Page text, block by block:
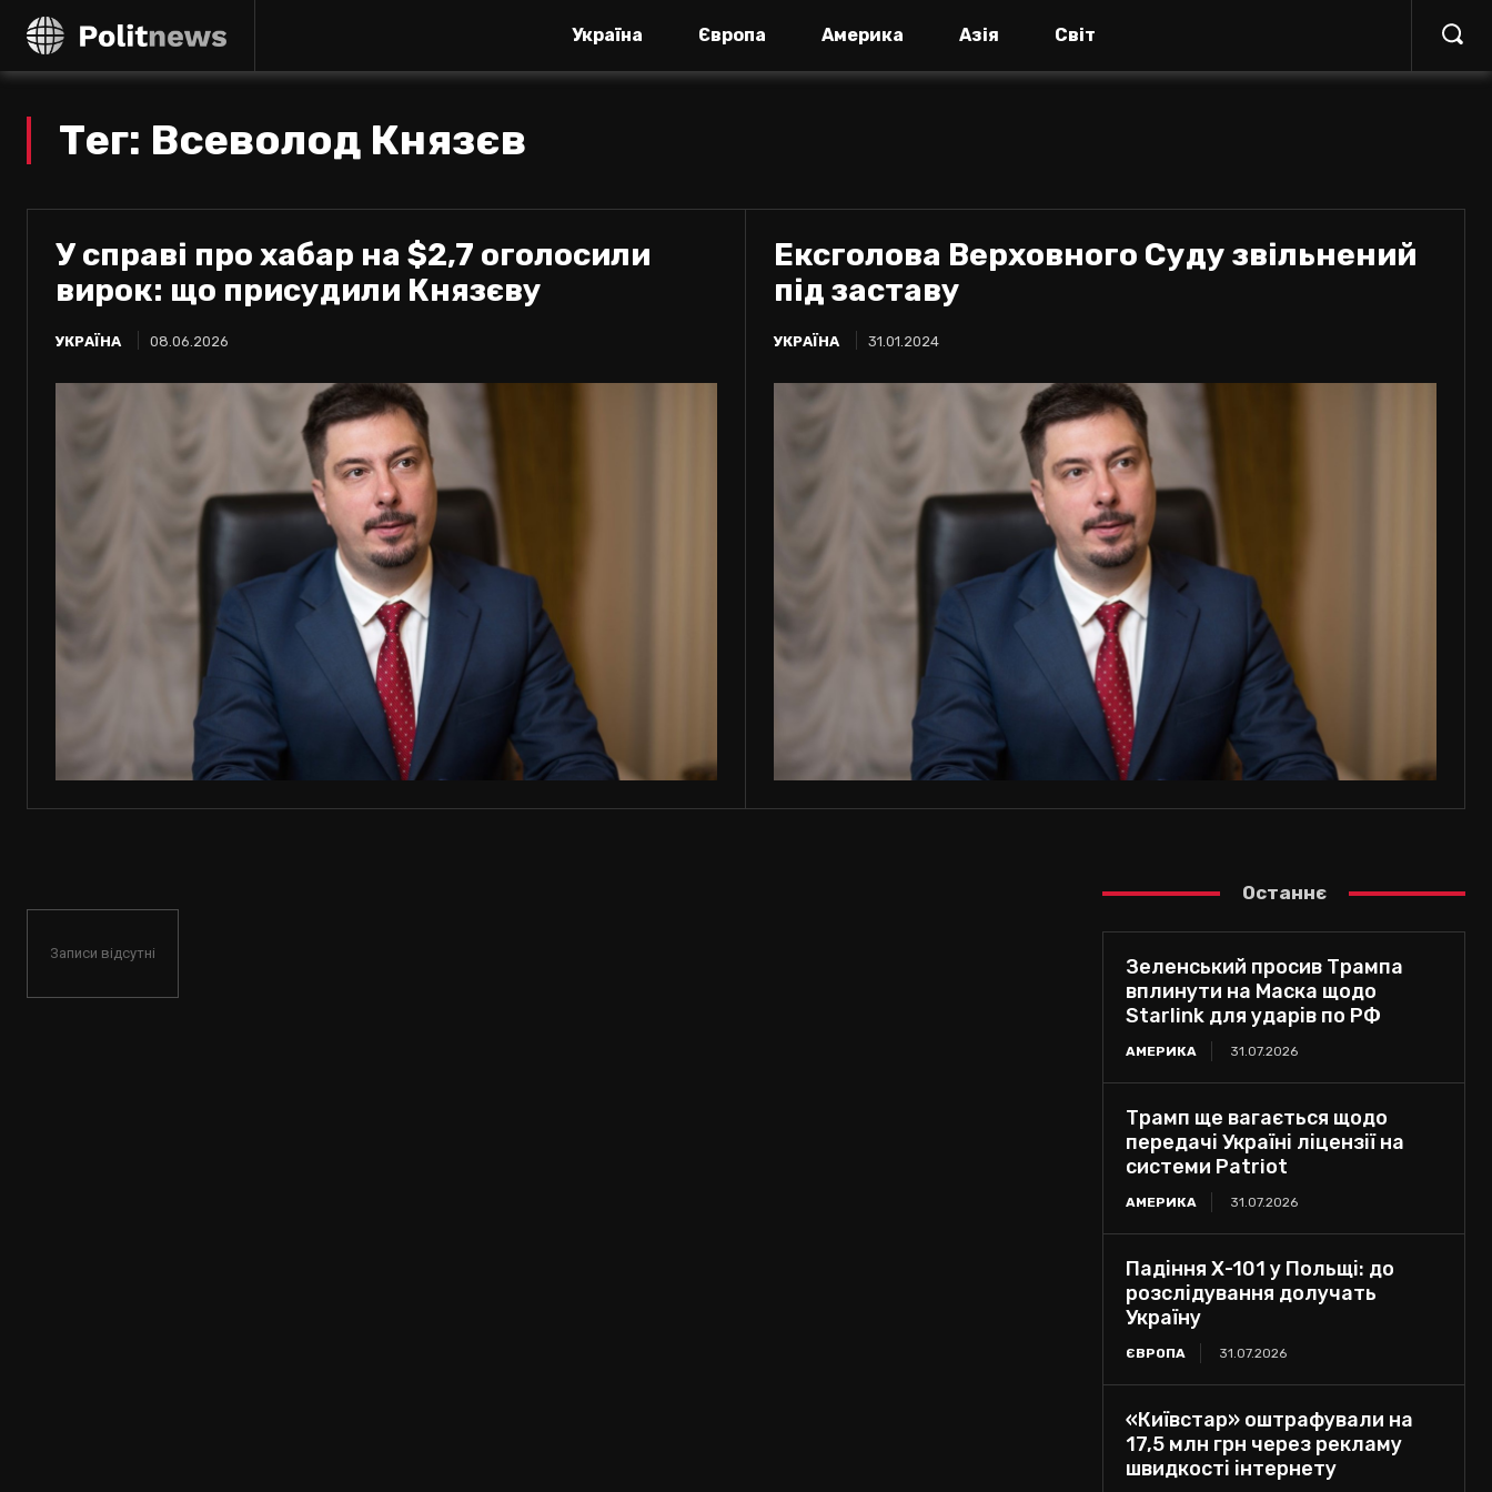
Україна Європа Америка Азія Світ
Тег: Всеволод Князєв
У справі про хабар на $2,7 оголосили
вирок: що присудили Князєву
УКРАЇНА 08.06.2026
Ексголова Верховного Суду звільнений
під заставу
УКРАЇНА 31.01.2024
Записи відсутні
Останнє
Зеленський просив Трампа
вплинути на Маска щодо
Starlink для ударів по РФ
АМЕРИКА 31.07.2026
Трамп ще вагається щодо
передачі Україні ліцензії на
системи Patriot
АМЕРИКА 31.07.2026
Падіння Х-101 у Польщі: до
розслідування долучать
Україну
ЄВРОПА 31.07.2026
«Київстар» оштрафували на
17,5 млн грн через рекламу
швидкості інтернету